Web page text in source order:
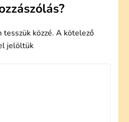
közzé. A kötelező
jelöltük